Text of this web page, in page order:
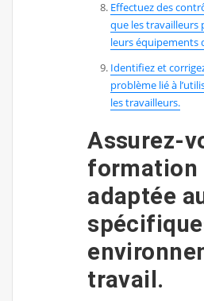
Effectuez des
que les
leurs équipements
Identifiez et
problème lié à
les travailleurs.
Assurez-
formation
adaptée
travail.